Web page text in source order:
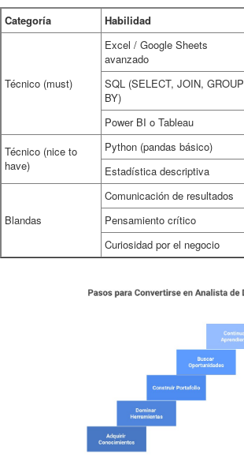
Categoría Habilidad
Técnico (must)
Excel / Google Sheets
avanzado
SQL (SELECT, JOIN, GROUP
BY)
Power BI o Tableau
Técnico (nice to
have)
Python (pandas básico)
Estadística descriptiva
Blandas
Comunicación de resultados
Pensamiento crítico
Curiosidad por el negocio